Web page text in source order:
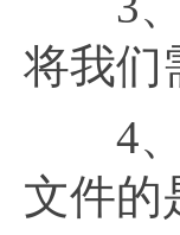
将我们
4、
文件的